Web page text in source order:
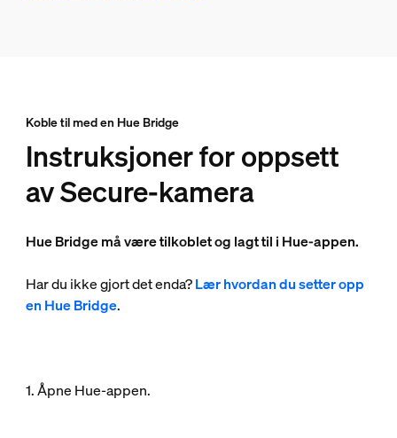
Koble til med en Hue Bridge
Instruksjoner for oppsett
av Secure-kamera
Hue Bridge må være tilkoblet og lagt til i Hue-appen.
Har du ikke gjort det enda?Lær hvordan du setter opp
en Hue Bridge.
1. Åpne Hue-appen.